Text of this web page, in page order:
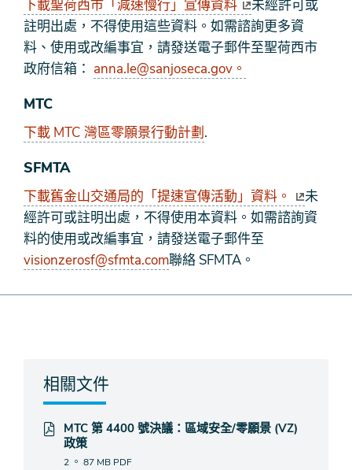
下載聖荷西市「減速慢行」宣傳資料
未經許可或
註明出處，不得使用這些資料。如需諮詢更多資
料、使用或改編事宜，請發送電子郵件至聖荷西市
政府信箱： anna.le@sanjoseca.gov。
MTC
下載 MTC 灣區零願景行動計劃.
SFMTA
下載舊金山交通局的「提速宣傳活動」資料。
未
經許可或註明出處，不得使用本資料。如需諮詢資
料的使用或改編事宜，請發送電子郵件至
visionzerosf@sfmta.com聯絡 SFMTA。
相關文件
MTC 第 4400 號決議：區域安全/零願景 (VZ)
政策
2 。 87 MB PDF